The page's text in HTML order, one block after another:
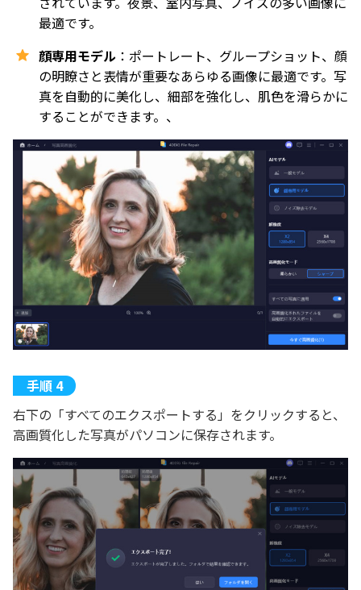
最適です。
顔専用モデル ：ポートレート、グループショット、顔
の明瞭さと表情が重要なあらゆる画像に最適です。写
真を自動的に美化し、細部を強化し、肌色を滑らかに
することができます。、
右下の「すべてのエクスポートする」をクリックすると、
高画質化した写真がパソコンに保存されます。